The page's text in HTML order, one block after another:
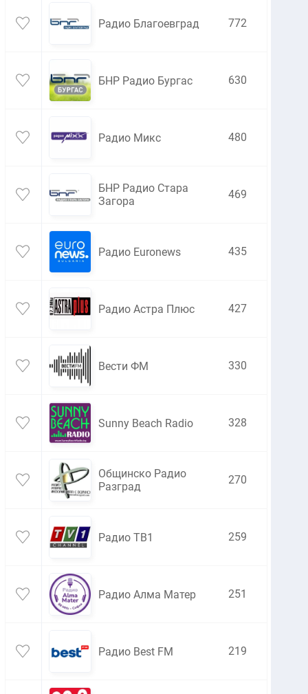
Радио Благоевград 772
БНР Радио Бургас 630
Радио Микс 480
БНР Радио Стара
Загора
469
Радио Euronews 435
Радио Астра Плюс 427
Вести ФМ 330
Sunny Beach Radio 328
Общинско Радио
Разград
270
Радио ТВ1 259
Радио Алма Матер 251
Радио Best FM 219